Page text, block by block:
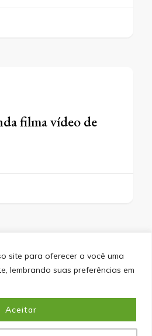
site para oferecer a você uma
lembrando suas preferências em
Aceitar
filma vídeo de
2026Portal do Inferno
PinIt | Desenvolvido por
porWordPress.Política
DE PRIVACIDADE
EQUIPE